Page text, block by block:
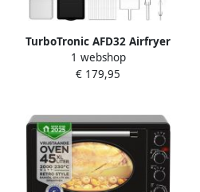
TurboTronic AFD32 Airfryer
XXL en Oven – Dubbele
Deur 32 Liter – Extra
99 min. 25 tot 230 graden
Zwart
1 webshop
€ 179,95